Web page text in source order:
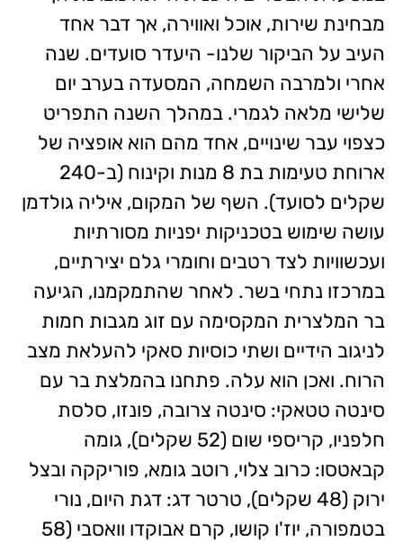
מבחינת שירות, אוכל ואווירה, אך דבר אחד
העיב על הביקור שלנו- היעדר סועדים. שנה
אחרי ולמרבה השמחה, המסעדה בערב יום
שלישי מלאה לגמרי. במהלך השנה התפריט
כצפוי עבר שינויים, אחד מהם הוא אופציה של
ארוחת טעימות בת 8 מנות וקינוח (ב-240
שקלים לסועד). השף של המקום, איליה גולדמן
עושה שימוש בטכניקות יפניות מסורתיות
ועכשוויות לצד רטבים וחומרי גלם יצירתיים,
במרכזו נתחי בשר. לאחר שהתמקמנו, הגיעה
בר המלצרית המקסימה עם זוג מגבות חמות
לניגוב הידיים ושתי כוסיות סאקי להעלאת מצב
הרוח. ואכן הוא עלה. פתחנו בהמלצת בר עם
סינטה טטאקי: סינטה צרובה, פונזו, סלסת
חלפניו, קריספי שום (52 שקלים), גומה
קבאטסו: כרוב צלוי, רוטב גומא, פוריקקה ובצל
ירוק (48 שקלים), טרטר דג: דגת היום, נורי
בטמפורה, יוז'ו קושו, קרם אבוקדו וואסבי (58